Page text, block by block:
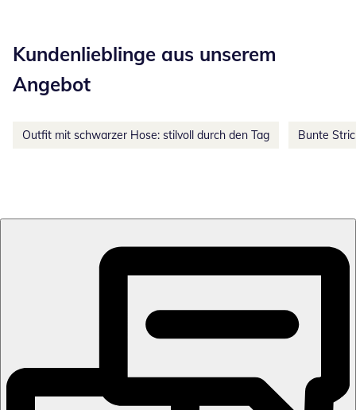
Kundenlieblinge aus unserem
Angebot
Outfit mit schwarzer Hose: stilvoll durch den Tag Bunte